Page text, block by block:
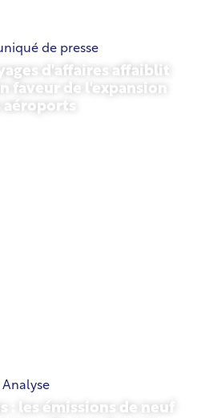
de presse
d'affaires affaiblit
faveur de l'expansion
aéroports
Analyse
: les émissions de neuf